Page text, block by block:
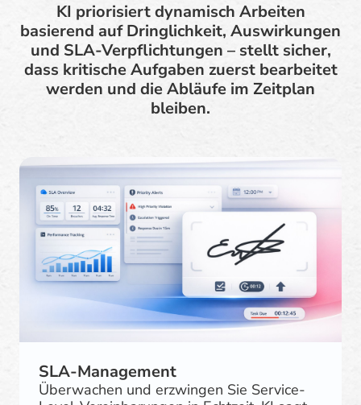
KI priorisiert dynamisch Arbeiten
basierend auf Dringlichkeit, Auswirkungen
und SLA-Verpflichtungen – stellt sicher,
dass kritische Aufgaben zuerst bearbeitet
werden und die Abläufe im Zeitplan
bleiben.
SLA-Management
Überwachen und erzwingen Sie Service-